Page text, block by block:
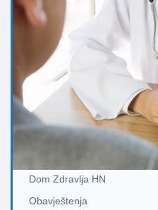
Dom Zdravlja HN
Obavještenja